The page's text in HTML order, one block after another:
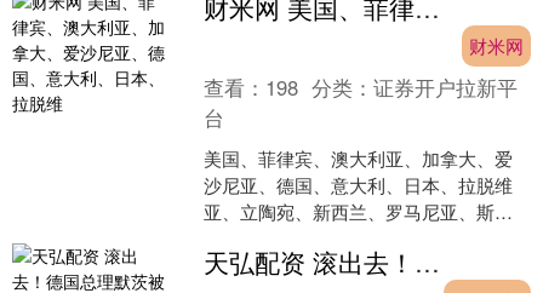
财米网 美国、菲律宾、澳大利亚、加拿大、爱沙尼亚、德国、意大利、日本、拉脱维
财米网
查看： 198 分类：证券开户拉新平
台
美国、菲律宾、澳大利亚、加拿大、爱
沙尼亚、德国、意大利、日本、拉脱维
亚、立陶宛、新西兰、罗马尼亚、斯洛
这些国家真是没有消停，南....
天弘配资 滚出去！德国总理默茨被辱骂羞辱！有钱援助乌克兰没钱照顾百姓？